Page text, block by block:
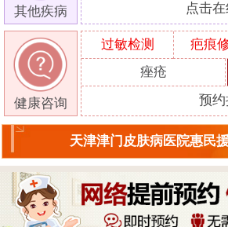
其他疾病 点击
健康咨询
过敏检测 疤痕
痤疮
预
天津津门皮肤病医院惠民